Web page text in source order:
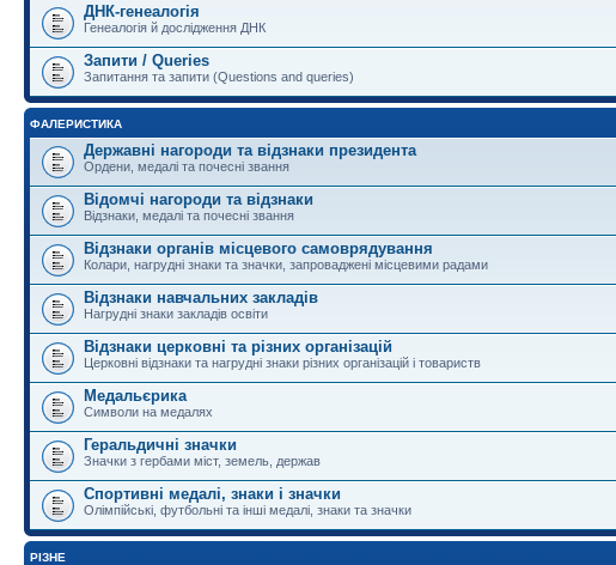
ДНК-генеалогія
Генеалогія й дослідження ДНК
Запити / Queries
Запитання та запити (Questions and queries)
ФАЛЕРИСТИКА
Державні нагороди та відзнаки президента
Ордени, медалі та почесні звання
Відомчі нагороди та відзнаки
Відзнаки, медалі та почесні звання
Відзнаки органів місцевого самоврядування
Колари, нагрудні знаки та значки, запроваджені місцевими радами
Відзнаки навчальних закладів
Нагрудні знаки закладів освіти
Відзнаки церковні та різних організацій
Церковні відзнаки та нагрудні знаки різних організацій і товариств
Медальєрика
Символи на медалях
Геральдичні значки
Значки з гербами міст, земель, держав
Спортивні медалі, знаки і значки
Олімпійські, футбольні та інші медалі, знаки та значки
РІЗНЕ